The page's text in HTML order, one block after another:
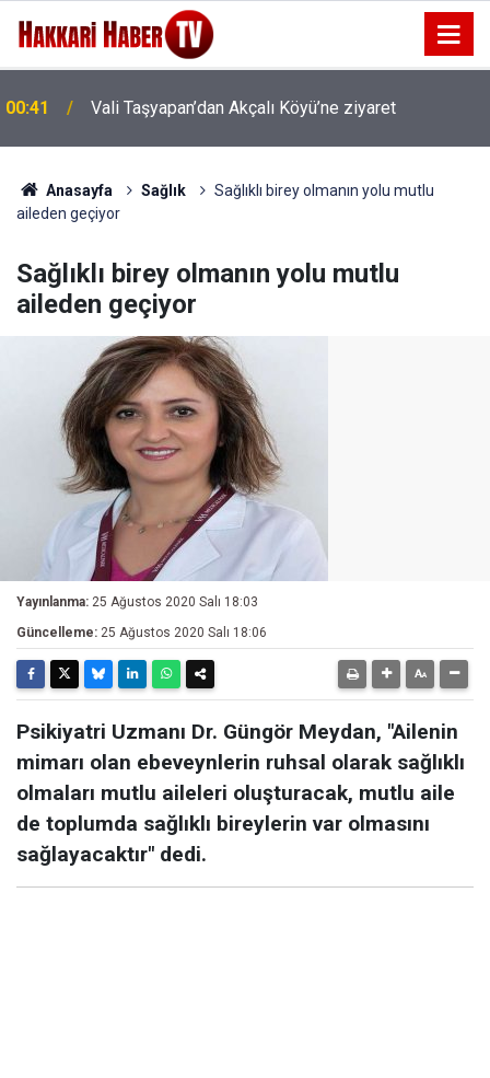
Vali Taşyapan’dan Akçalı Köyü’ne ziyaret
00:37 Vali Taşyapan Akbulut Köyü’nü ziyaret etti
Anasayfa Sağlık
Sağlıklı birey olmanın yolu mutlu
aileden geçiyor
Sağlıklı birey olmanın yolu mutlu
aileden geçiyor
Yayınlanma: 25 Ağustos 2020 Salı 18:03
Güncelleme: 25 Ağustos 2020 Salı 18:06
Psikiyatri Uzmanı Dr. Güngör Meydan, "Ailenin
mimarı olan ebeveynlerin ruhsal olarak sağlıklı
olmaları mutlu aileleri oluşturacak, mutlu aile
de toplumda sağlıklı bireylerin var olmasını
sağlayacaktır" dedi.